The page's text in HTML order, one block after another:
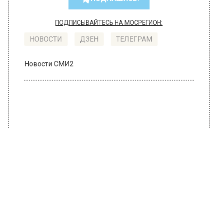
ПОДПИШИСЬ!
ПОДПИСЫВАЙТЕСЬ НА МОСРЕГИОН:
Новости СМИ2